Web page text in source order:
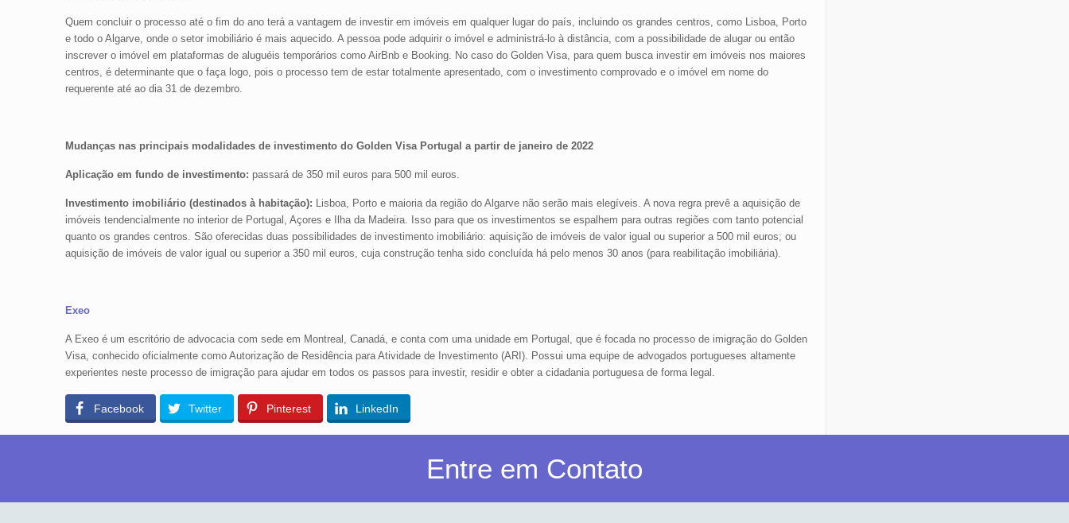
Quem concluir o processo até o fim do ano terá a vantagem de investir em imóveis em qualquer lugar do país, incluindo os grandes centros, como Lisboa, Porto
e todo o Algarve, onde o setor imobiliário é mais aquecido. A pessoa pode adquirir o imóvel e administrá-lo à distância, com a possibilidade de alugar ou então
inscrever o imóvel em plataformas de aluguéis temporários como AirBnb e Booking. No caso do Golden Visa, para quem busca investir em imóveis nos maiores
centros, é determinante que o faça logo, pois o processo tem de estar totalmente apresentado, com o investimento comprovado e o imóvel em nome do
requerente até ao dia 31 de dezembro.
Mudanças nas principais modalidades de investimento do Golden Visa Portugal a partir de janeiro de 2022
Aplicação em fundo de investimento: passará de 350 mil euros para 500 mil euros.
Investimento imobiliário (destinados à habitação): Lisboa, Porto e maioria da região do Algarve não serão mais elegíveis. A nova regra prevê a aquisição de
imóveis tendencialmente no interior de Portugal, Açores e Ilha da Madeira. Isso para que os investimentos se espalhem para outras regiões com tanto potencial
quanto os grandes centros. São oferecidas duas possibilidades de investimento imobiliário: aquisição de imóveis de valor igual ou superior a 500 mil euros; ou
aquisição de imóveis de valor igual ou superior a 350 mil euros, cuja construção tenha sido concluída há pelo menos 30 anos (para reabilitação imobiliária).
Exeo
A Exeo é um escritório de advocacia com sede em Montreal, Canadá, e conta com uma unidade em Portugal, que é focada no processo de imigração do Golden
Visa, conhecido oficialmente como Autorização de Residência para Atividade de Investimento (ARI). Possui uma equipe de advogados portugueses altamente
experientes neste processo de imigração para ajudar em todos os passos para investir, residir e obter a cidadania portuguesa de forma legal.
Facebook Twitter Pinterest LinkedIn
Entre em Contato